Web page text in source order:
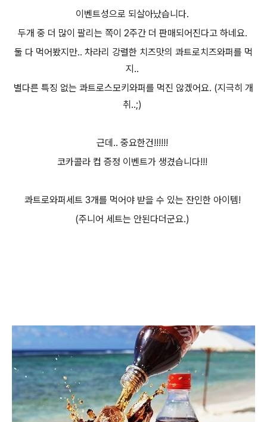
이벤트성으로 되살아났습니다.
두개 중 더 많이 팔리는 쪽이 2주간 더 판매되어진다고 하네요.
둘 다 먹어봤지만.. 차라리 강렬한 치즈맛의 콰트로치즈와퍼를 먹
지..
별다른 특징 없는 콰트로스모키와퍼를 먹진 않겠어요. (지극히 개
취..;)
근데.. 중요한건!!!!!!
코카콜라 컵 증정 이벤트가 생겼습니다!!!
콰트로와퍼세트 3개를 먹어야 받을 수 있는 잔인한 아이템!
(주니어 세트는 안된다더군요.)